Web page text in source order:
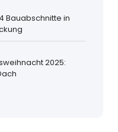
Bauabschnitte in
2025: